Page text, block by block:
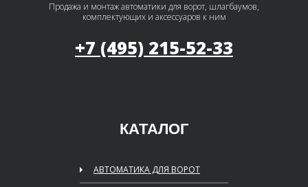
Продажа и монтаж автоматики для ворот, шлагбаумов,
комплектующих и аксессуаров к ним
+7 (495) 215-52-33
КАТАЛОГ
АВТОМАТИКА ДЛЯ ВОРОТ